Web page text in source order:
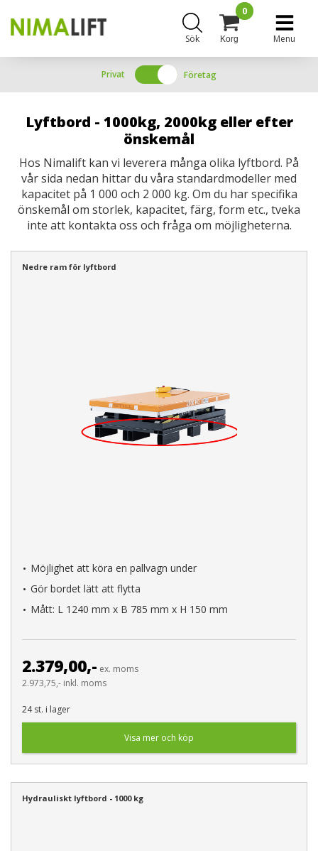
Sök Korg
0
Menu
Privat Företag
Lyftbord - 1000kg, 2000kg eller efter
önskemål
Hos Nimalift kan vi leverera många olika lyftbord. På
vår sida nedan hittar du våra standardmodeller med
kapacitet på 1 000 och 2 000 kg. Om du har specifika
önskemål om storlek, kapacitet, färg, form etc., tveka
inte att kontakta oss och fråga om möjligheterna.
Nedre ram för lyftbord
Möjlighet att köra en pallvagn under
Gör bordet lätt att flytta
Mått: L 1240 mm x B 785 mm x H 150 mm
2.379,00,- ex. moms
2.973,75,- inkl. moms
24 st. i lager
Visa mer och köp
Hydrauliskt lyftbord - 1000 kg